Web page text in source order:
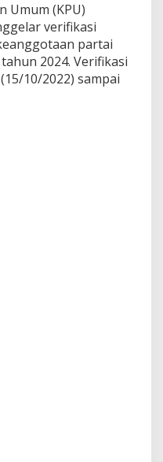
Umum (KPU)
verifikasi
partai
2024. Verifikasi
10/2022) sampai